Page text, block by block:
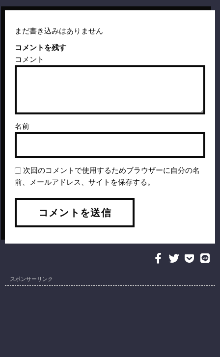
まだ書き込みはありません
コメントを残す
コメント
名前
次回のコメントで使用するためブラウザーに自分の名
前、メールアドレス、サイトを保存する。